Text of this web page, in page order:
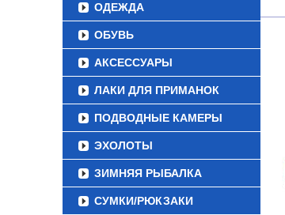
ОДЕЖДА
ОБУВЬ
АКСЕССУАРЫ
ЛАКИ ДЛЯ ПРИМАНОК
ПОДВОДНЫЕ КАМЕРЫ
ЭХОЛОТЫ
ЗИМНЯЯ РЫБАЛКА
СУМКИ/РЮКЗАКИ